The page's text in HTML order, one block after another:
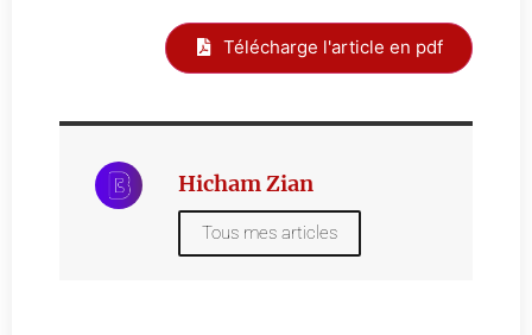
Télécharge l'article en pdf
Hicham Zian
Tous mes articles